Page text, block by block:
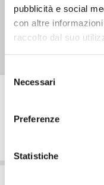
pubblicità e social
con altre
raccolto dal suo
delNecessari
Preferenze
Statistiche
ricordare, non
tocco dieleganza